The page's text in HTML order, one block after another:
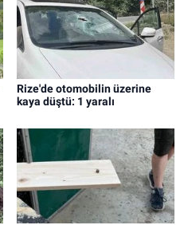
Rize'de otomobilin üzerine
kaya düştü: 1 yaralı